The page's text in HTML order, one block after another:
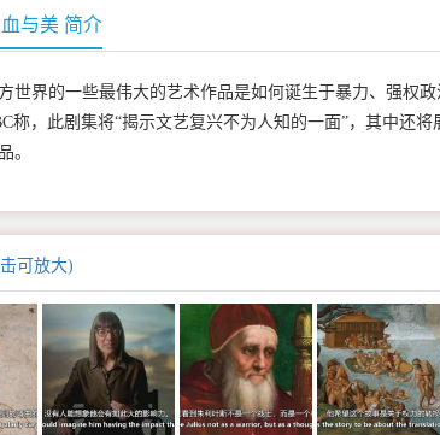
与美 简介
世界的一些最伟大的艺术作品是如何诞生于暴力、强权
称，此剧集将“揭示文艺复兴不为人知的一面”，其中还
。
可放大)